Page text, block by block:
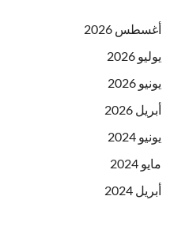
أغسطس 2026
يوليو 2026
يونيو 2026
أبريل 2026
يونيو 2024
مايو 2024
أبريل 2024